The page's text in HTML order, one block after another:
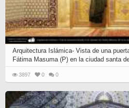
Arquitectura Islámica- Vista de una
Fátima Masuma (P) en la ciudad santa
3897 0 0